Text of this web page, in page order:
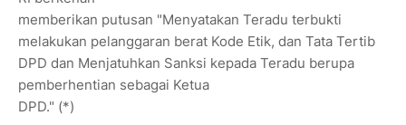
memberikan putusan "Menyatakan Teradu terbukti
melakukan pelanggaran berat Kode Etik, dan Tata Tertib
DPD dan Menjatuhkan Sanksi kepada Teradu berupa
pemberhentian sebagai Ketua
DPD." (*)